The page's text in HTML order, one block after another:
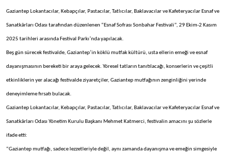
Gaziantep Lokantacılar, Kebapçılar, Pastacılar, Tatlıcılar, Baklavacılar ve Kafeteryacılar Esnaf ve
Sanatkârları Odası tarafından düzenlenen “Esnaf Sofrası Sonbahar Festivali”, 29 Ekim-2 Kasım
2025 tarihleri arasında Festival Parkı’nda yapılacak.
Beş gün sürecek festivalde, Gaziantep’in köklü mutfak kültürü, usta ellerin emeği ve esnaf
dayanışmasının bereketi bir araya gelecek. Yöresel tatların tanıtılacağı, konserlerin ve çeşitli
etkinliklerin yer alacağı festivalde ziyaretçiler, Gaziantep mutfağının zenginliğini yerinde
deneyimleme fırsatı bulacak.
Gaziantep Lokantacılar, Kebapçılar, Pastacılar, Tatlıcılar, Baklavacılar ve Kafeteryacılar Esnaf ve
Sanatkârları Odası Yönetim Kurulu Başkanı Mehmet Katmerci, festivalin amacını şu sözlerle
ifade etti:
“Gaziantep mutfağı, sadece lezzetleriyle değil, aynı zamanda dayanışma ve emeğin simgesiyle